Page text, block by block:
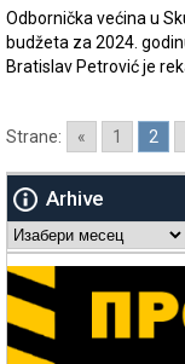
Odbornička većina u
budžeta za 2024.
Bratislav Petrović je
Strane: « 1 2
Arhive
Arhive